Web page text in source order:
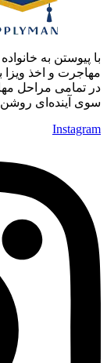
با پیوستن به
مهاجرت و اخذ
در تمامی مراحل
سوی آینده‌ای روشن
Instagram